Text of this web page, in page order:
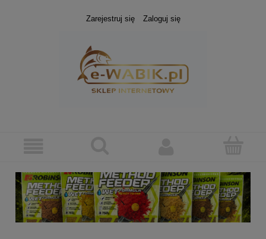
Zarejestruj się Zaloguj się